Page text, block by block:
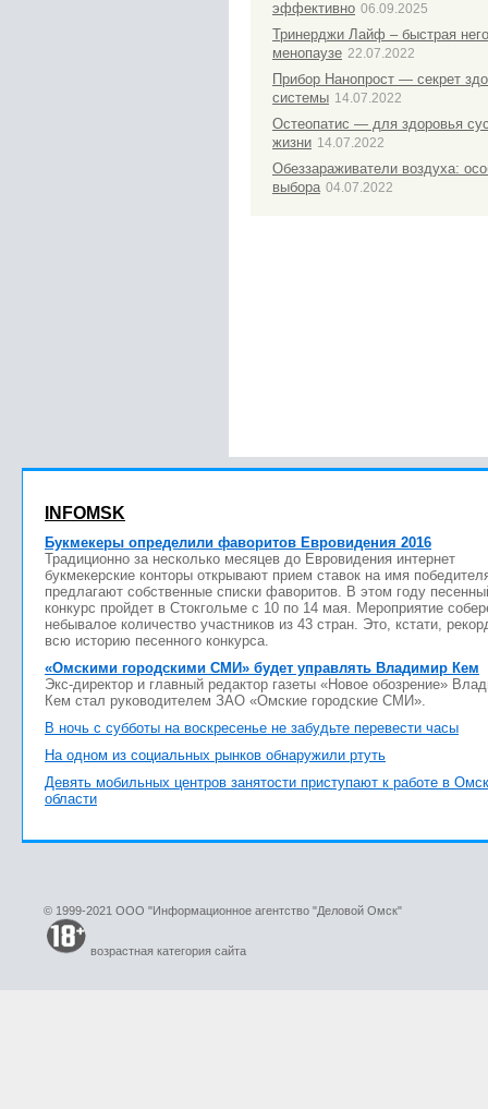
эффективно 06.09.2025
Тринерджи Лайф – быстрая
менопаузе 22.07.2022
Прибор Нанопрост — секрет
системы 14.07.2022
Остеопатис — для здоровья
жизни 14.07.2022
Обеззараживатели воздуха:
выбора 04.07.2022
INFOMSK
Букмекеры определили фаворитов Евровидения 2016
Традиционно за несколько месяцев до Евровидения интернет
букмекерские конторы открывают прием ставок на имя
предлагают собственные списки фаворитов. В этом году
конкурс пройдет в Стокгольме с 10 по 14 мая. Мероприятие
небывалое количество участников из 43 стран. Это, кстати,
всю историю песенного конкурса.
«Омскими городскими СМИ» будет управлять Владимир Кем
Экс-директор и главный редактор газеты «Новое обозрение»
Кем стал руководителем ЗАО «Омские городские СМИ».
В ночь с субботы на воскресенье не забудьте перевести часы
На одном из социальных рынков обнаружили ртуть
Девять мобильных центров занятости приступают к работе в
области
© 1999-2021 ООО "Информационное агентство "Деловой Омск"
возрастная категория сайта